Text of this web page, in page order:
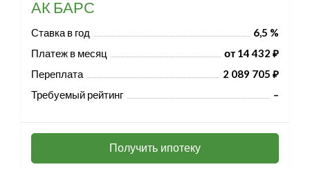
АК БАРС
Ставка в год
6,5 %
Платеж в месяц
от 14 432 ₽
Переплата
2 089 705 ₽
Требуемый рейтинг
–
Получить ипотеку